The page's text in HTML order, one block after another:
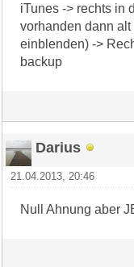
iTunes -> rechts in
vorhanden dann
einblenden) ->
backup
Darius
21.04.2013, 20:46
Null Ahnung aber